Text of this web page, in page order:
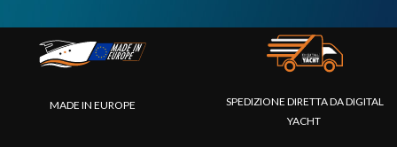
MADE IN EUROPE
SPEDIZIONE DIRETTA DA DIGITAL
YACHT